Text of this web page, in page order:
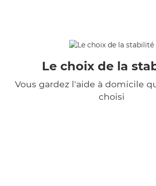
Le choix de la
Vous gardez l'aide à domicile
choisi